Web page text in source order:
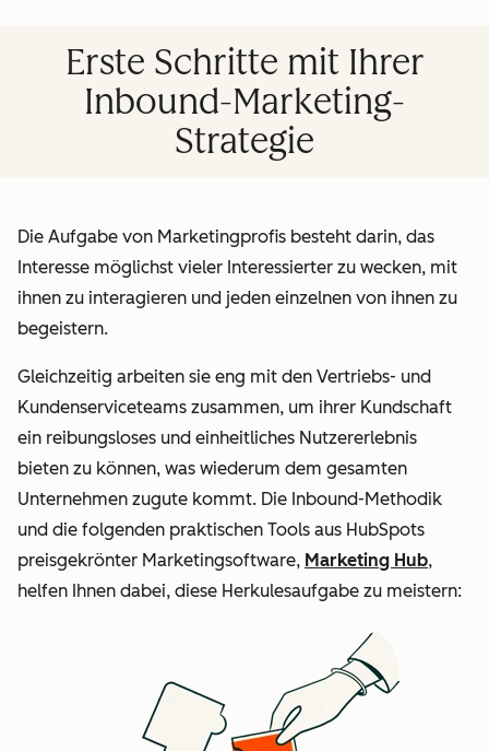
Erste Schritte mit Ihrer
Inbound-Marketing-
Strategie
Die Aufgabe von Marketingprofis besteht darin, das
Interesse möglichst vieler Interessierter zu wecken, mit
ihnen zu interagieren und jeden einzelnen von ihnen zu
begeistern.
Gleichzeitig arbeiten sie eng mit den Vertriebs- und
Kundenserviceteams zusammen, um ihrer Kundschaft
ein reibungsloses und einheitliches Nutzererlebnis
bieten zu können, was wiederum dem gesamten
Unternehmen zugute kommt. Die Inbound-Methodik
und die folgenden praktischen Tools aus HubSpots
preisgekrönter Marketingsoftware, Marketing Hub,
helfen Ihnen dabei, diese Herkulesaufgabe zu meistern: